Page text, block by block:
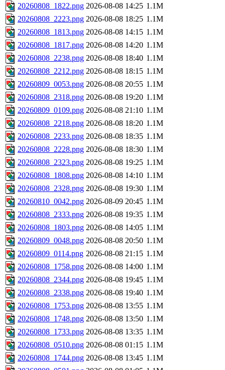
20260808_1822.png 2026-08-08 14:25 1.1M
20260808_2223.png 2026-08-08 18:25 1.1M
20260808_1813.png 2026-08-08 14:15 1.1M
20260808_1817.png 2026-08-08 14:20 1.1M
20260808_2238.png 2026-08-08 18:40 1.1M
20260808_2212.png 2026-08-08 18:15 1.1M
20260809_0053.png 2026-08-08 20:55 1.1M
20260808_2318.png 2026-08-08 19:20 1.1M
20260809_0109.png 2026-08-08 21:10 1.1M
20260808_2218.png 2026-08-08 18:20 1.1M
20260808_2233.png 2026-08-08 18:35 1.1M
20260808_2228.png 2026-08-08 18:30 1.1M
20260808_2323.png 2026-08-08 19:25 1.1M
20260808_1808.png 2026-08-08 14:10 1.1M
20260808_2328.png 2026-08-08 19:30 1.1M
20260810_0042.png 2026-08-09 20:45 1.1M
20260808_2333.png 2026-08-08 19:35 1.1M
20260808_1803.png 2026-08-08 14:05 1.1M
20260809_0048.png 2026-08-08 20:50 1.1M
20260809_0114.png 2026-08-08 21:15 1.1M
20260808_1758.png 2026-08-08 14:00 1.1M
20260808_2344.png 2026-08-08 19:45 1.1M
20260808_2338.png 2026-08-08 19:40 1.1M
20260808_1753.png 2026-08-08 13:55 1.1M
20260808_1748.png 2026-08-08 13:50 1.1M
20260808_1733.png 2026-08-08 13:35 1.1M
20260808_0510.png 2026-08-08 01:15 1.1M
20260808_1744.png 2026-08-08 13:45 1.1M